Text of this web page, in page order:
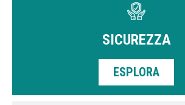
SICUREZZA
ESPLORA